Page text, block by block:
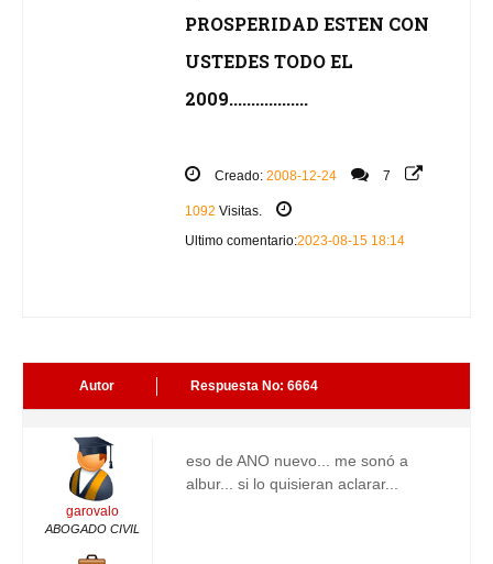
PROSPERIDAD ESTEN CON
USTEDES TODO EL
2009..................
Creado: 2008-12-24 7
1092 Visitas.
Ultimo comentario:2023-08-15 18:14
Autor Respuesta No: 6664
garovalo
ABOGADO CIVIL
eso de ANO nuevo... me sonó a
albur... si lo quisieran aclarar...